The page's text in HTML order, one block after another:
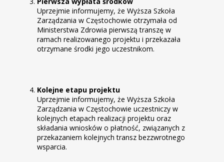
Uprzejmie informujemy, że Wyższa Szkoła
Zarządzania w Częstochowie otrzymała od
Ministerstwa Zdrowia pierwszą transzę w
ramach realizowanego projektu i przekazała
otrzymane środki jego uczestnikom.
Kolejne etapu projektu
Uprzejmie informujemy, że Wyższa Szkoła
Zarządzania w Częstochowie uczestniczy w
kolejnych etapach realizacji projektu oraz
składania wniosków o płatność, związanych z
przekazaniem kolejnych transz bezzwrotnego
wsparcia.